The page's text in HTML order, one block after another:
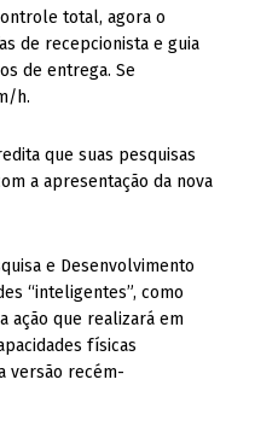
total, agora o
de recepcionista e guia
de entrega. Se
h.
que suas pesquisas
a apresentação da nova
e Desenvolvimento
“inteligentes”, como
ação que realizará em
físicas
versão recém-